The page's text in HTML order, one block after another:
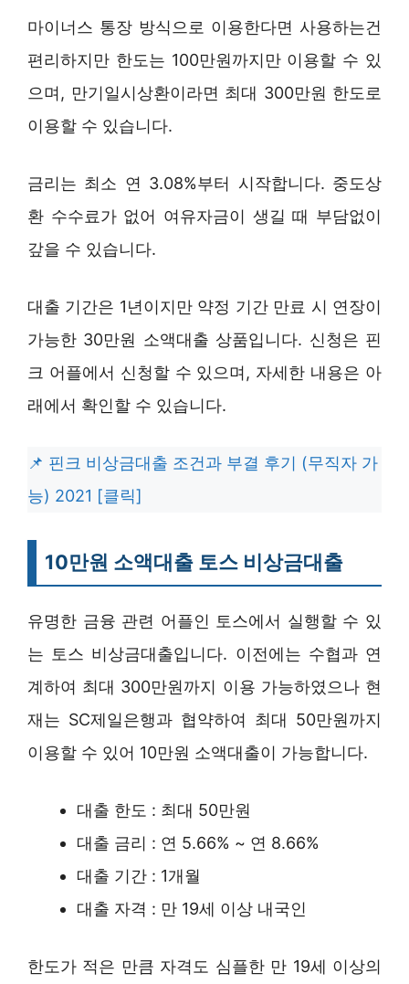
마이너스 통장 방식으로 이용한다면 사용하는건
편리하지만 한도는 100만원까지만 이용할 수 있
으며, 만기일시상환이라면 최대 300만원 한도로
이용할 수 있습니다.
금리는 최소 연 3.08%부터 시작합니다. 중도상
환 수수료가 없어 여유자금이 생길 때 부담없이
갚을 수 있습니다.
대출 기간은 1년이지만 약정 기간 만료 시 연장이
가능한 30만원 소액대출 상품입니다. 신청은 핀
크 어플에서 신청할 수 있으며, 자세한 내용은 아
래에서 확인할 수 있습니다.
핀크 비상금대출 조건과 부결 후기 (무직자 가
능) 2021 [클릭]
10만원 소액대출 토스 비상금대출
유명한 금융 관련 어플인 토스에서 실행할 수 있
는 토스 비상금대출입니다. 이전에는 수협과 연
계하여 최대 300만원까지 이용 가능하였으나 현
재는 SC제일은행과 협약하여 최대 50만원까지
이용할 수 있어 10만원 소액대출이 가능합니다.
대출 한도 : 최대 50만원
대출 금리 : 연 5.66% ~ 연 8.66%
대출 기간 : 1개월
대출 자격 : 만 19세 이상 내국인
한도가 적은 만큼 자격도 심플한 만 19세 이상의